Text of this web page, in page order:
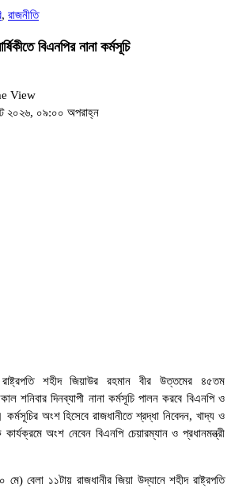
, রাজনীতি
বিএনপির নানা কর্মসূচি
View
২০২৬, ০৯:০০ অপরাহ্ন
শহীদ জিয়াউর রহমান বীর উত্তমের ৪৫তম
শনিবার দিনব্যাপী নানা কর্মসূচি পালন করবে বিএনপি ও
অংশ হিসেবে রাজধানীতে শ্রদ্ধা নিবেদন, খাদ্য ও
কার্যক্রমে অংশ নেবেন বিএনপি চেয়ারম্যান ও প্রধানমন্ত্রী
বেলা ১১টায় রাজধানীর জিয়া উদ্যানে শহীদ রাষ্ট্রপতি